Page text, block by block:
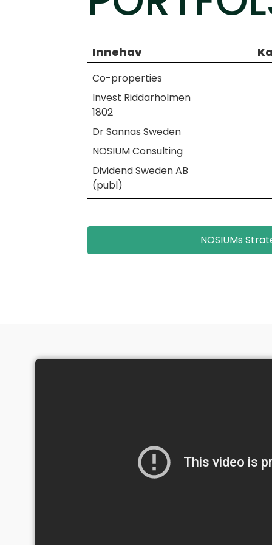
Innehav
Co-properties
Invest Riddarholmen
1802
Dr Sannas Sweden
NOSIUM Consulting
Dividend Sweden AB
(publ)
NOSIUMs